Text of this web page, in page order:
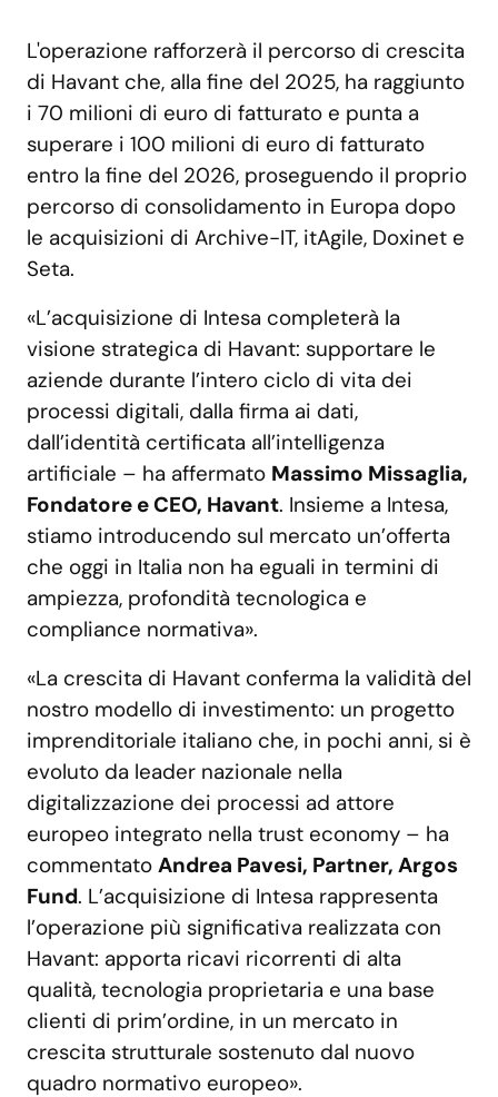
L'operazione rafforzerà il percorso di crescita
di Havant che, alla fine del 2025, ha raggiunto
i 70 milioni di euro di fatturato e punta a
superare i 100 milioni di euro di fatturato
entro la fine del 2026, proseguendo il proprio
percorso di consolidamento in Europa dopo
le acquisizioni di Archive-IT, itAgile, Doxinet e
Seta.
«L’acquisizione di Intesa completerà la
visione strategica di Havant: supportare le
aziende durante l’intero ciclo di vita dei
processi digitali, dalla firma ai dati,
dall’identità certificata all’intelligenza
artificiale – ha affermato Massimo Missaglia,
Fondatore e CEO, Havant. Insieme a Intesa,
stiamo introducendo sul mercato un’offerta
che oggi in Italia non ha eguali in termini di
ampiezza, profondità tecnologica e
compliance normativa».
«La crescita di Havant conferma la validità del
nostro modello di investimento: un progetto
imprenditoriale italiano che, in pochi anni, si è
evoluto da leader nazionale nella
digitalizzazione dei processi ad attore
europeo integrato nella trust economy – ha
commentato Andrea Pavesi, Partner, Argos
Fund. L’acquisizione di Intesa rappresenta
l’operazione più significativa realizzata con
Havant: apporta ricavi ricorrenti di alta
qualità, tecnologia proprietaria e una base
clienti di prim’ordine, in un mercato in
crescita strutturale sostenuto dal nuovo
quadro normativo europeo».